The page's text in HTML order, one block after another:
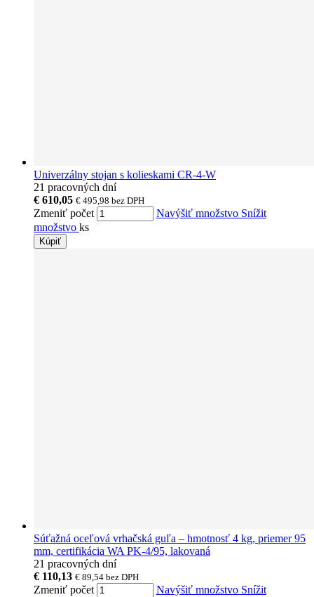
Univerzálny stojan s kolieskami CR-4-W
21 pracovných dní
€ 610,05 € 495,98 bez DPH
Zmeniť počet Navýšiť množstvo Snížit
množstvo ks
Kúpiť
Súťažná oceľová vrhačská guľa – hmotnosť 4 kg, priemer 95
mm, certifikácia WA PK-4/95, lakovaná
21 pracovných dní
€ 110,13 € 89,54 bez DPH
Zmeniť počet Navýšiť množstvo Snížit